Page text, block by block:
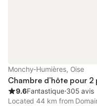
Monchy-Humières, Oise
Chambre d’hôte pour 2
9.6Fantastique⋅305 avis
Located 44 km from